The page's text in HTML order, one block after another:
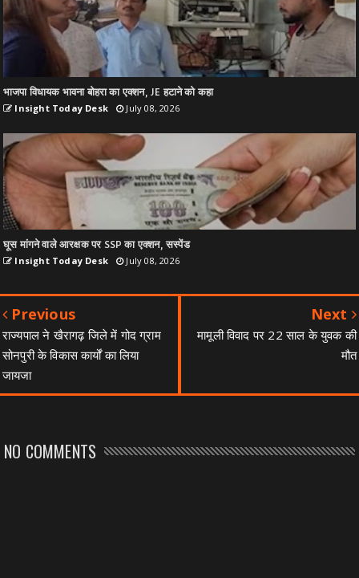
भाजपा विधायक भावना बोहरा का एक्शन, JE हटाने को कहा
Insight Today Desk July 08, 2026
घूस मांगने वाले आरक्षक पर SSP का एक्शन, सस्पेंड
Insight Today Desk July 08, 2026
Previous
राज्यपाल ने खैरागढ़ जिले में गोद ग्राम
सोनपुरी के विकास कार्यों का लिया
जायजा
Next
मामूली विवाद पर 22 साल के युवक की
मौत
NO COMMENTS